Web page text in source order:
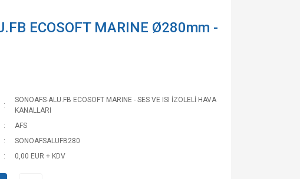
ECOSOFT MARINE Ø280mm -
SONOAFS-ALU.FB ECOSOFT MARINE - SES VE ISI İZOLELİ HAVA
KANALLARI
AFS
SONOAFSALUFB280
0,00 EUR + KDV